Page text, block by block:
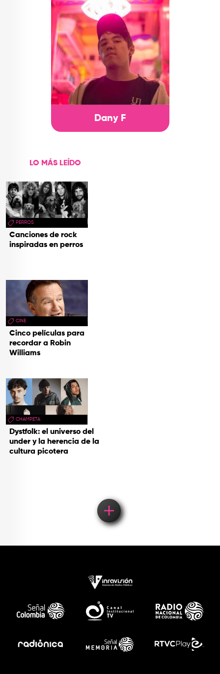
Dany F
LO MÁS LEÍDO
PERROS
Canciones de rock
inspiradas en perros
CINE
Cinco películas para
recordar a Robin
Williams
CHAMPETA
Dystfolk: el universo del
under y la herencia de la
cultura picotera